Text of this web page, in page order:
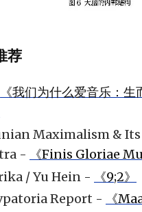
荐
《我们为什么爱音乐：
Maximalism &
-
《Finis Gloriae
/ Yu Hein -
《9;2》
Report -
《